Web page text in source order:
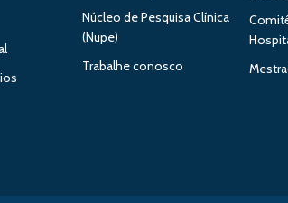
Núcleo de Pesquisa Clínica
(Nupe)
Trabalhe conosco